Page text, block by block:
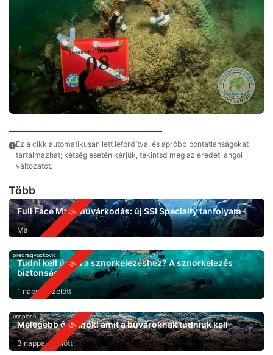
Ez a cikk automatikusan lett lefordítva, és apróbb pontatlanságokat
tartalmazhat; kétség esetén kérjük, tekintsd meg az eredeti angol
változatot.
Több
Full Face Mask búvárkodás: új SSI Specialty tanfolyam
Ma
predragvuckovic
Tudni kell úszni a sznorkelezéshez? A sznorkelezés
biztonsága
1 nappal ezelőtt
unsplash
Melegebb óceánok: amit a búvároknak tudniuk kell
3 nappal ezelőtt